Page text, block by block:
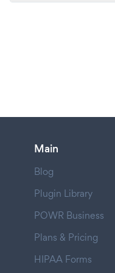
Main
Blog
Plugin Library
POWR Business
Plans & Pricing
HIPAA Forms